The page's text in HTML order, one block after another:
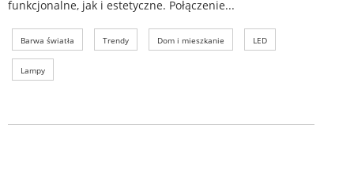
funkcjonalne, jak i estetyczne. Połączenie...
Barwa światła Trendy Dom i mieszkanie LED
Lampy